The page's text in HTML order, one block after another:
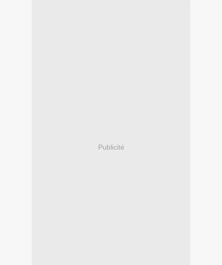
Publicité